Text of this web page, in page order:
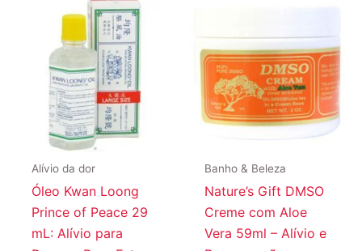
Alívio da dor
Óleo Kwan Loong
Prince of Peace 29
mL: Alívio para
Banho & Beleza
Nature’s Gift DMSO
Creme com Aloe
Vera 59ml – Alívio e